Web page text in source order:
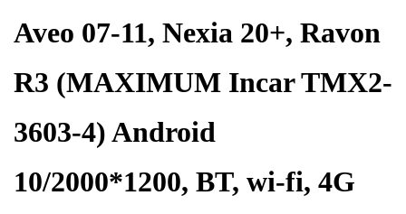
Aveo 07-11, Nexia 20+, Ravon
R3 (MAXIMUM Incar TMX2-
3603-4) Android
10/2000*1200, BT, wi-fi, 4G